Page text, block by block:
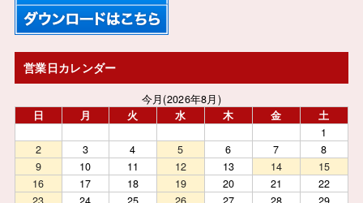
営業日カレンダー
今月(2026年8月)
日
月 火 水 木 金
土
1
2
3 4 5 6 7
8
9
10 11 12 13 14
15
16
17 18 19 20 21
22